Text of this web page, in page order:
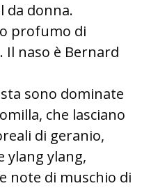
da donna.
profumo di
Il naso è Bernard
sono dominate
che lasciano
di geranio,
ylang ylang,
note di muschio di